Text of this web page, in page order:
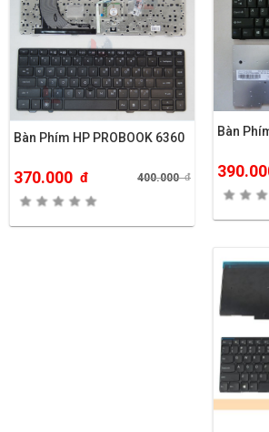
Bàn Phím HP PROBOOK 6360
370.000 đ 400.000đ
Bàn